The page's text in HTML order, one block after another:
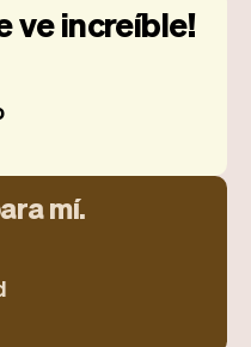
ve increíble!
mí.